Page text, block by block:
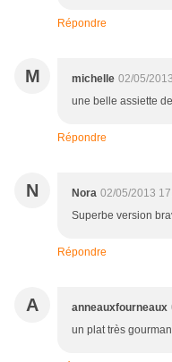
Répondre
M michelle 02/05/
une belle assiette
Répondre
N Nora 02/05/2013
Superbe version
Répondre
A anneauxfourneaux
un plat très